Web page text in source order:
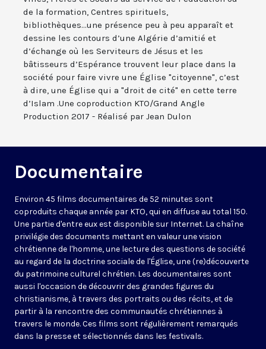
de la formation, Centres spirituels,
bibliothèques...une présence peu à peu apparaît et
dessine les contours d’une Algérie d’amitié et
d’échange où les Serviteurs de Jésus et les
bâtisseurs d’Espérance trouvent leur place dans la
société pour faire vivre une Église "citoyenne", c’est
à dire, une Église qui a "droit de cité" en cette terre
d’Islam .Une coproduction KTO/Grand Angle
Production 2017 - Réalisé par Jean Dulon
Documentaire
Environ 45 films documentaires de 52 minutes sont
coproduits chaque année par KTO, qui en diffuse au total 150.
Une partie d'entre eux est disponible sur Internet. La chaîne
privilégie des documents mettant en valeur une vision
chrétienne de l'homme, une lecture des questions de société
au regard de la doctrine sociale de l'Église, une (re)découverte
du patrimoine culturel chrétien. Les documentaires sont
aussi l'occasion de découvrir des grandes figures du
christianisme, à travers des portraits ou des récits, et de
partir à la rencontre des communautés chrétiennes à
travers le monde. Ces films sont régulièrement remarqués
dans la presse et sélectionnés dans les festivals.